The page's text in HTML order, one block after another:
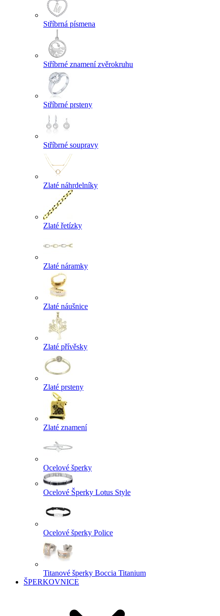
Stříbrná písmena
Stříbrné znamení zvěrokruhu
Stříbrné prsteny
Stříbrné soupravy
Zlaté náhrdelníky
Zlaté řetízky
Zlaté náramky
Zlaté náušnice
Zlaté přívěsky
Zlaté prsteny
Zlaté znamení
Ocelové šperky
Ocelové Šperky Lotus Style
Ocelové šperky Police
Titanové šperky Boccia Titanium
ŠPERKOVNICE